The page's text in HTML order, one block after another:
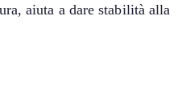
aiuta a dare stabilità alla